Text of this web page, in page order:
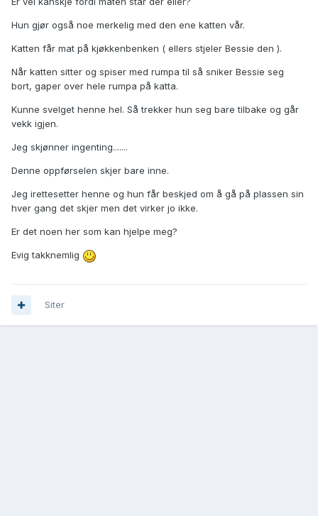
Hun gjør også noe merkelig med den ene katten vår.
Katten får mat på kjøkkenbenken ( ellers stjeler Bessie den ).
Når katten sitter og spiser med rumpa til så sniker Bessie seg
bort, gaper over hele rumpa på katta.
Kunne svelget henne hel. Så trekker hun seg bare tilbake og går
vekk igjen.
Jeg skjønner ingenting.......
Denne oppførselen skjer bare inne.
Jeg irettesetter henne og hun får beskjed om å gå på plassen sin
hver gang det skjer men det virker jo ikke.
Er det noen her som kan hjelpe meg?
Evig takknemlig
Siter